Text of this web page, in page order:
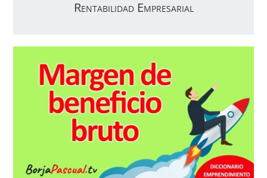
Rentabilidad Empresarial